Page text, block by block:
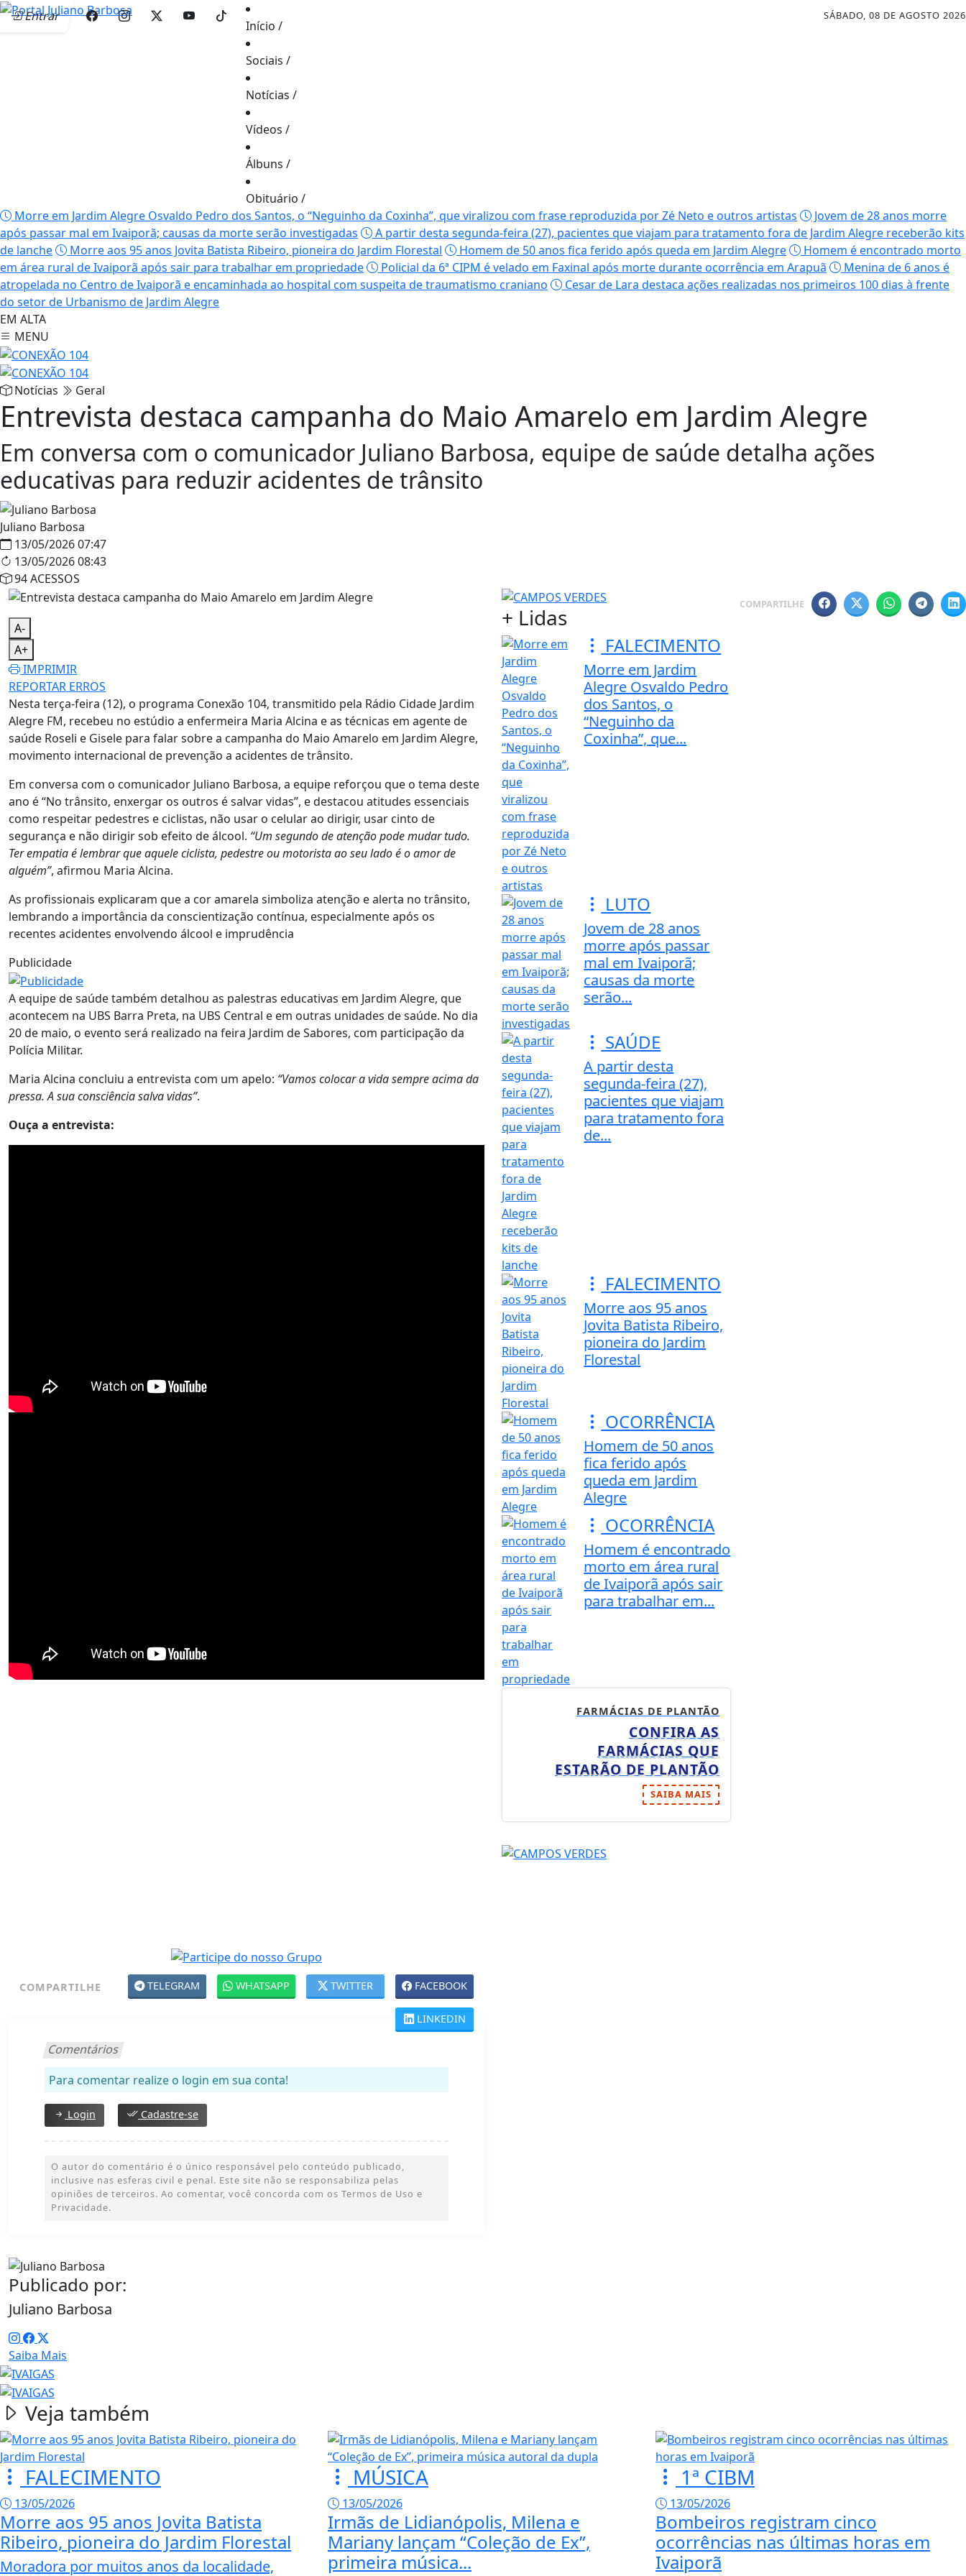
Entrar SÁBADO, 08 DE AGOSTO 2026
Início /
Sociais /
Notícias /
Vídeos /
Álbuns /
Obituário /
Morre em Jardim Alegre Osvaldo Pedro dos Santos, o “Neguinho da Coxinha”, que viralizou com frase reproduzida por Zé Neto e outros artistas
Jovem de 28 anos morre
após passar mal em Ivaiporã; causas da morte serão investigadas
A partir desta segunda-feira (27), pacientes que viajam para tratamento fora de Jardim Alegre receberão kits
de lanche
Morre aos 95 anos Jovita Batista Ribeiro, pioneira do Jardim Florestal Homem de 50 anos fica ferido após queda em Jardim Alegre
Homem é encontrado morto
em área rural de Ivaiporã após sair para trabalhar em propriedade
Policial da 6ª CIPM é velado em Faxinal após morte durante ocorrência em Arapuã
Menina de 6 anos é
atropelada no Centro de Ivaiporã e encaminhada ao hospital com suspeita de traumatismo craniano
Cesar de Lara destaca ações realizadas nos primeiros 100 dias à frente
do setor de Urbanismo de Jardim Alegre
EM ALTA
MENU
Notícias Geral
Entrevista destaca campanha do Maio Amarelo em Jardim Alegre
Em conversa com o comunicador Juliano Barbosa, equipe de saúde detalha ações
educativas para reduzir acidentes de trânsito
Juliano Barbosa
13/05/2026 07:47
13/05/2026 08:43
94 ACESSOS
COMPARTILHE
A-
A+
IMPRIMIR
REPORTAR ERROS
Nesta terça-feira (12), o programa Conexão 104, transmitido pela Rádio Cidade Jardim
Alegre FM, recebeu no estúdio a enfermeira Maria Alcina e as técnicas em agente de
saúde Roseli e Gisele para falar sobre a campanha do Maio Amarelo em Jardim Alegre,
movimento internacional de prevenção a acidentes de trânsito.
Em conversa com o comunicador Juliano Barbosa, a equipe reforçou que o tema deste
ano é “No trânsito, enxergar os outros é salvar vidas”, e destacou atitudes essenciais
como respeitar pedestres e ciclistas, não usar o celular ao dirigir, usar cinto de
segurança e não dirigir sob efeito de álcool. “Um segundo de atenção pode mudar tudo.
Ter empatia é lembrar que aquele ciclista, pedestre ou motorista ao seu lado é o amor de
alguém”, afirmou Maria Alcina.
As profissionais explicaram que a cor amarela simboliza atenção e alerta no trânsito,
lembrando a importância da conscientização contínua, especialmente após os
recentes acidentes envolvendo álcool e imprudência
Publicidade
A equipe de saúde também detalhou as palestras educativas em Jardim Alegre, que
acontecem na UBS Barra Preta, na UBS Central e em outras unidades de saúde. No dia
20 de maio, o evento será realizado na feira Jardim de Sabores, com participação da
Polícia Militar.
Maria Alcina concluiu a entrevista com um apelo: “Vamos colocar a vida sempre acima da
pressa. A sua consciência salva vidas”.
Ouça a entrevista:
COMPARTILHE FACEBOOK
TWITTER
WHATSAPP
TELEGRAM
LINKEDIN
Comentários
Para comentar realize o login em sua conta!
Login Cadastre-se
O autor do comentário é o único responsável pelo conteúdo publicado,
inclusive nas esferas civil e penal. Este site não se responsabiliza pelas
opiniões de terceiros. Ao comentar, você concorda com os Termos de Uso e
Privacidade.
Publicado por:
Juliano Barbosa
Saiba Mais
+ Lidas
FALECIMENTO
Morre em Jardim
Alegre Osvaldo Pedro
dos Santos, o
“Neguinho da
Coxinha”, que...
LUTO
Jovem de 28 anos
morre após passar
mal em Ivaiporã;
causas da morte
serão...
SAÚDE
A partir desta
segunda-feira (27),
pacientes que viajam
para tratamento fora
de...
FALECIMENTO
Morre aos 95 anos
Jovita Batista Ribeiro,
pioneira do Jardim
Florestal
OCORRÊNCIA
Homem de 50 anos
fica ferido após
queda em Jardim
Alegre
OCORRÊNCIA
Homem é encontrado
morto em área rural
de Ivaiporã após sair
para trabalhar em...
FARMÁCIAS DE PLANTÃO
CONFIRA AS
FARMÁCIAS QUE
ESTARÃO DE PLANTÃO
SAIBA MAIS
Veja também
FALECIMENTO
13/05/2026
Morre aos 95 anos Jovita Batista
Ribeiro, pioneira do Jardim Florestal
Moradora por muitos anos da localidade,
MÚSICA
13/05/2026
Irmãs de Lidianópolis, Milena e
Mariany lançam “Coleção de Ex”,
primeira música...
1ª CIBM
13/05/2026
Bombeiros registram cinco
ocorrências nas últimas horas em
Ivaiporã